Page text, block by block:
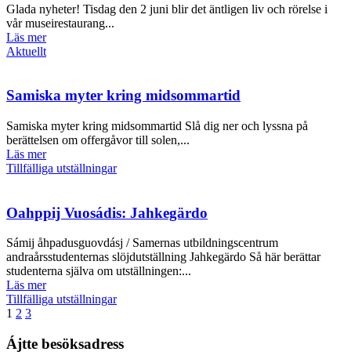
Glada nyheter! Tisdag den 2 juni blir det äntligen liv och rörelse i
vår museirestaurang...
Läs mer
Aktuellt
Samiska myter kring midsommartid
Samiska myter kring midsommartid Slå dig ner och lyssna på
berättelsen om offergåvor till solen,...
Läs mer
Tillfälliga utställningar
Oahppij Vuosádis: Jahkegärdo
Sámij åhpadusguovdásj / Samernas utbildningscentrum
andraårsstudenternas slöjdutställning Jahkegärdo Så här berättar
studenterna själva om utställningen:...
Läs mer
Tillfälliga utställningar
1 2 3
Ájtte besöksadress